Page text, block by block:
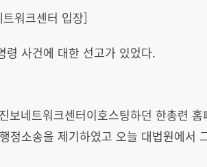
워크센터 입장]
사건에 대한 선고가 있었다.
네트워크센터이호스팅하던 한총련
정소송을 제기하였고 오늘 대법원에서